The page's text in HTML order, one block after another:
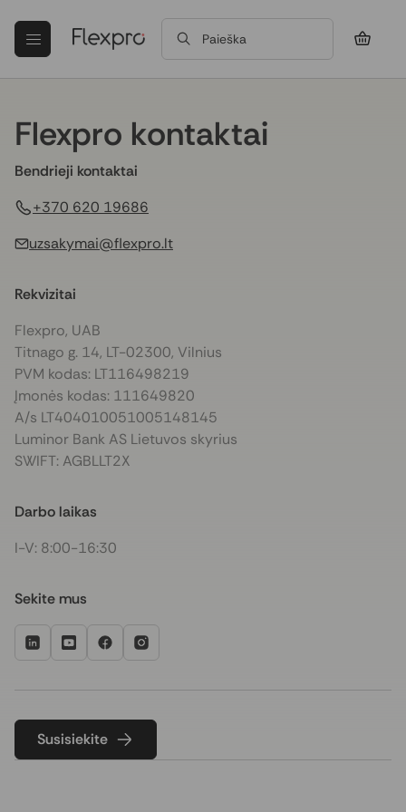
Paieška
Flexpro kontaktai
Bendrieji kontaktai
+370 620 19686
uzsakymai@flexpro.lt
Rekvizitai
Flexpro, UAB
Titnago g. 14, LT-02300, Vilnius
PVM kodas: LT116498219
Įmonės kodas: 111649820
A/s LT404010051005148145
Luminor Bank AS Lietuvos skyrius
SWIFT: AGBLLT2X
Darbo laikas
I-V: 8:00-16:30
Sekite mus
Susisiekite